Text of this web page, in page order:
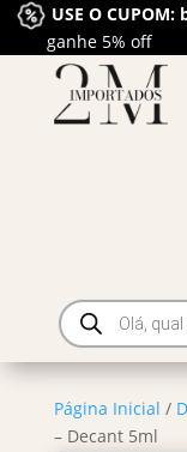
USE O
ganhe 5% off
Pesquisar
produtos
Página Inicial /
– Decant 5ml